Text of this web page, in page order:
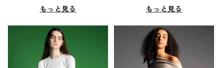
もっと見る
もっと見る